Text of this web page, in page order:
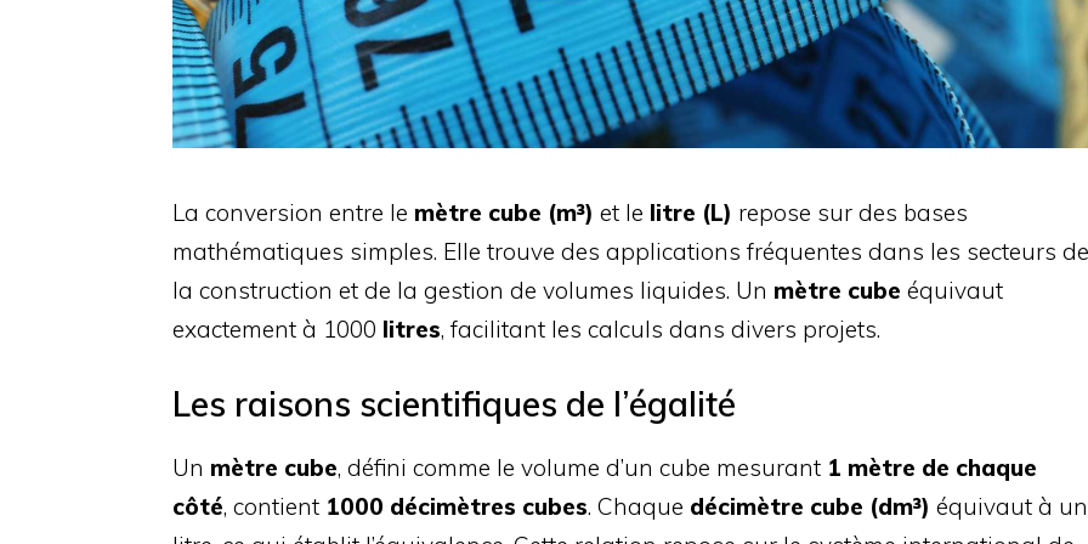
La conversion entre le mètre cube (m³) et le litre (L) repose sur des bases
mathématiques simples. Elle trouve des applications fréquentes dans les secteurs de
la construction et de la gestion de volumes liquides. Un mètre cube équivaut
exactement à 1000 litres, facilitant les calculs dans divers projets.
Les raisons scientifiques de l’égalité
Un mètre cube, défini comme le volume d’un cube mesurant 1 mètre de chaque
côté, contient 1000 décimètres cubes. Chaque décimètre cube (dm³) équivaut à un